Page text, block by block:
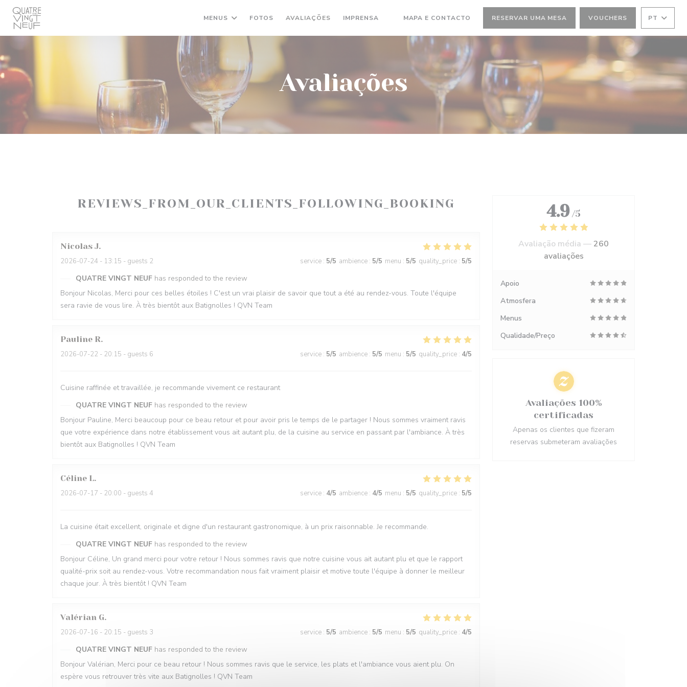
Painel de Gerenciamento de Cookies
MENUS FOTOS AVALIAÇÕES IMPRENSA MAPA E CONTACTO RESERVAR UMA MESA VOUCHERS PT
Avaliações
REVIEWS_FROM_OUR_CLIENTS_FOLLOWING_BOOKING
Nicolas J
2026-07-24 - 13:15 - guests 2 service : 5/5 ambience : 5/5 menu : 5/5 quality_price : 5/5
QUATRE VINGT NEUF has responded to the review
Bonjour Nicolas, Merci pour ces belles étoiles ! C'est un vrai plaisir de savoir que tout a été au rendez-vous. Toute l'équipe
sera ravie de vous lire. À très bientôt aux Batignolles ! QVN Team
Pauline R
2026-07-22 - 20:15 - guests 6 service : 5/5 ambience : 5/5 menu : 5/5 quality_price : 4/5
Cuisine raffinée et travaillée, je recommande vivement ce restaurant
QUATRE VINGT NEUF has responded to the review
Bonjour Pauline, Merci beaucoup pour ce beau retour et pour avoir pris le temps de le partager ! Nous sommes vraiment ravis
que votre expérience dans notre établissement vous ait autant plu, de la cuisine au service en passant par l'ambiance. À très
bientôt aux Batignolles ! QVN Team
Céline L
2026-07-17 - 20:00 - guests 4 service : 4/5 ambience : 4/5 menu : 5/5 quality_price : 5/5
La cuisine était excellent, originale et digne d'un restaurant gastronomique, à un prix raisonnable. Je recommande.
QUATRE VINGT NEUF has responded to the review
Bonjour Céline, Un grand merci pour votre retour ! Nous sommes ravis que notre cuisine vous ait autant plu et que le rapport
qualité-prix soit au rendez-vous. Votre recommandation nous fait vraiment plaisir et motive toute l'équipe à donner le meilleur
chaque jour. À très bientôt ! QVN Team
Valérian G
2026-07-16 - 20:15 - guests 3 service : 5/5 ambience : 5/5 menu : 5/5 quality_price : 4/5
QUATRE VINGT NEUF has responded to the review
Bonjour Valérian, Merci pour ce beau retour ! Nous sommes ravis que le service, les plats et l'ambiance vous aient plu. On
espère vous retrouver très vite aux Batignolles ! QVN Team
4.9 /5
Avaliação média —260
avaliações
Apoio
Atmosfera
Menus
Qualidade/Preço
Avaliações 100%
certificadas
Apenas os clientes que fizeram
reservas submeteram avaliações